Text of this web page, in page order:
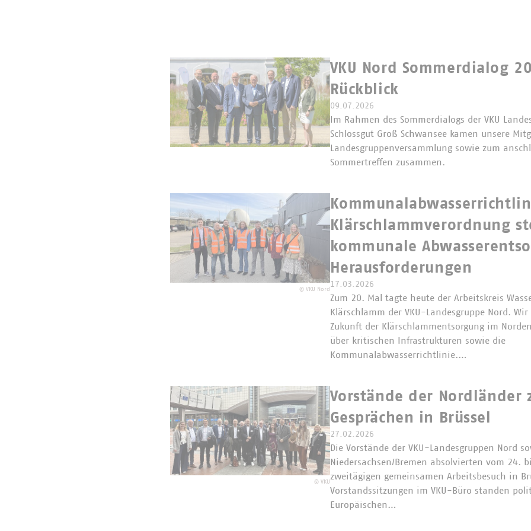
VKU Nord Sommerdialog
Rückblick
09.07.2026
Im Rahmen des Sommerdialogs der VKU
Schlossgut Groß Schwansee kamen unsere
Landesgruppenversammlung sowie zum
Sommertreffen zusammen.
© VKU Nord
Klärschlammverordnung
kommunale
Herausforderungen
17.03.2026
Zum 20. Mal tagte heute der Arbeitskreis
Klärschlamm der VKU-Landesgruppe Nord.
Zukunft der Klärschlammentsorgung im
über kritischen Infrastrukturen sowie die
Kommunalabwasserrichtlinie.…
© VKU
Vorstände der Nordländer
Gesprächen in Brüssel
27.02.2026
Die Vorstände der VKU-Landesgruppen Nord
Niedersachsen/Bremen absolvierten vom 24.
zweitägigen gemeinsamen Arbeitsbesuch in
Vorstandssitzungen im VKU-Büro standen
Europäischen…